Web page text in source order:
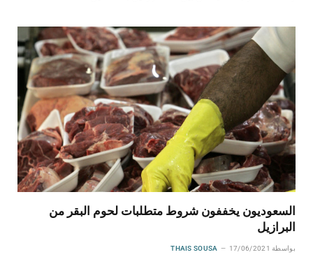
السعوديون يخففون شروط متطلبات لحوم البقر من
البرازيل
بواسطة THAIS SOUSA 17/06/2021